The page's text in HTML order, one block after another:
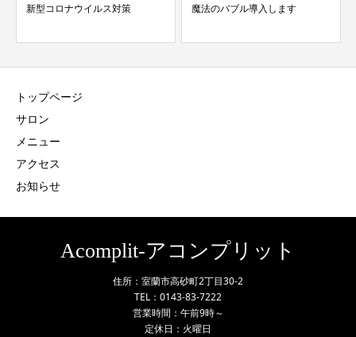
新型コロナウイルス対策 魔法のバブル導入します
トップページ
サロン
メニュー
アクセス
お知らせ
Acomplit-アコンプリット
住所：室蘭市高砂町2丁目30-2
TEL：0143-83-7222
営業時間：午前9時～
定休日：火曜日